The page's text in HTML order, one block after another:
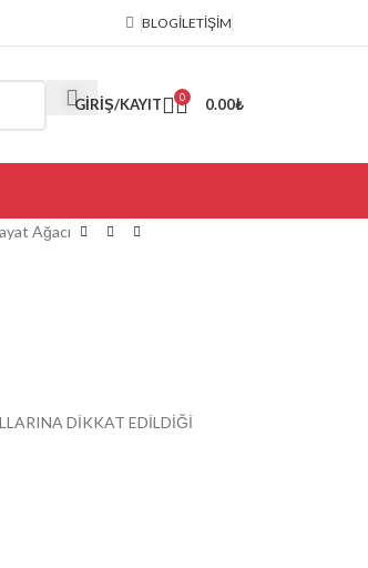
BLOGİLETIŞIM
GIRIŞ/KAYIT 0 0.00₺
Ağacı
DİKKAT EDİLDİĞİ